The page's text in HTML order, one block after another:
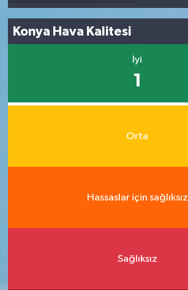
Konya Hava Kalitesi
İyi
1
Orta
Hassaslar için sağlıksız
Sağlıksız